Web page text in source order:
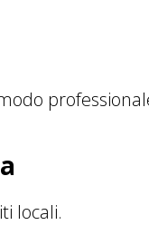
locali.